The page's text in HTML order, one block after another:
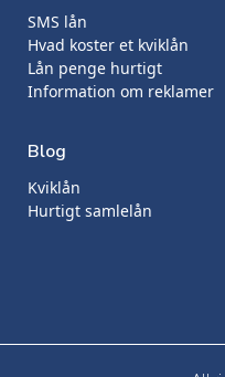
SMS lån
Hvad koster et kviklån
Lån penge hurtigt
Information om reklamer
Blog
Kviklån
Hurtigt samlelån